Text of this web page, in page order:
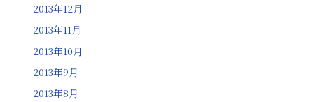
2013年12月
2013年11月
2013年10月
2013年9月
2013年8月